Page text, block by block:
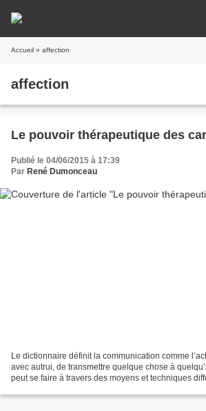
Accueil » affection
affection
Le pouvoir thérapeutique des
Publié le 04/06/2015 à 17:39
Par René Dumonceau
Le dictionnaire définit la communication comme
avec autrui, de transmettre quelque chose à
peut se faire à travers des moyens et techniques